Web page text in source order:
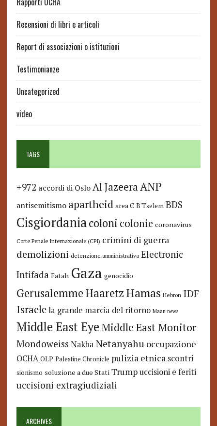
Recensioni di libri e articoli
Report di associazioni o istituzioni
Testimonianze
Uncategorized
video
TAGS
+972 accordi di Oslo Al JazeeraANP
antisemitismo apartheid area C B'Tselem BDS
Cisgiordaniacoloni colonie coronavirus
Corte Penale Internazionale (CPI) crimini di guerra
demolizioni detenzione amministrativa Electronic
Intifada Fatah Gaza genocidio
GerusalemmeHaaretzHamas Hebron IDF
Israele la grande marcia del ritorno Maan news
Middle East Eye Middle East Monitor
Mondoweiss Nakba Netanyahu occupazione
OCHA OLP Palestine Chronicle pulizia etnica scontri
sionismo soluzione a due Stati Trump uccisioni e feriti
uccisioni extragiudiziali
ARCHIVES